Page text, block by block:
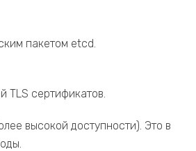
пакетом etcd.
TLS сертификатов.
высокой доступности). Это в